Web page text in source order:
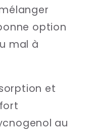
option
mal à
et
au